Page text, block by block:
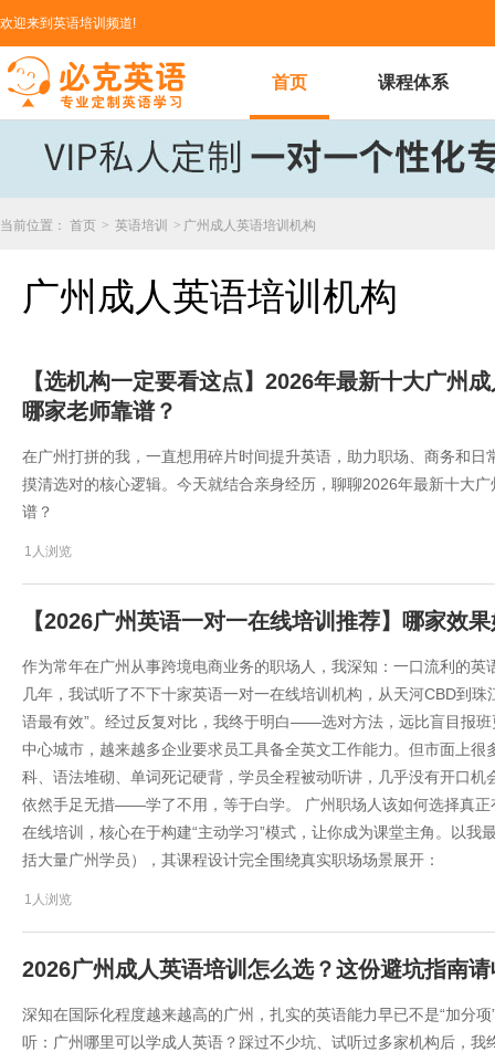
欢迎来到英语培训频道!
首页 课程体系
当前位置： 首页 > 英语培训 > 广州成人英语培训机构
广州成人英语培训机构
【选机构一定要看这点】2026年最新十大广州
哪家老师靠谱？
在广州打拼的我，一直想用碎片时间提升英语，助力职场、商务和
摸清选对的核心逻辑。今天就结合亲身经历，聊聊2026年最新十大
谱？
1人浏览
【2026广州英语一对一在线培训推荐】哪家效
作为常年在广州从事跨境电商业务的职场人，我深知：一口流利的
几年，我试听了不下十家英语一对一在线培训机构，从天河CBD到
语最有效”。经过反复对比，我终于明白——选对方法，远比盲目报
中心城市，越来越多企业要求员工具备全英文工作能力。但市面上很
科、语法堆砌、单词死记硬背，学员全程被动听讲，几乎没有开口机
依然手足无措——学了不用，等于白学。 广州职场人该如何选择真
在线培训，核心在于构建“主动学习”模式，让你成为课堂主角。以
括大量广州学员），其课程设计完全围绕真实职场场景展开：
1人浏览
2026广州成人英语培训怎么选？这份避坑指南
深知在国际化程度越来越高的广州，扎实的英语能力早已不是“加分
听：广州哪里可以学成人英语？踩过不少坑、试听过多家机构后，